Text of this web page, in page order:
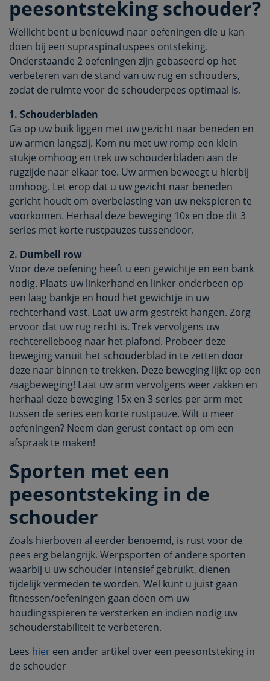
peesontsteking schouder?
Wellicht bent u benieuwd naar oefeningen die u kan
doen bij een supraspinatuspees ontsteking.
Onderstaande 2 oefeningen zijn gebaseerd op het
verbeteren van de stand van uw rug en schouders,
zodat de ruimte voor de schouderpees optimaal is.
1. Schouderbladen
Ga op uw buik liggen met uw gezicht naar beneden en
uw armen langszij. Kom nu met uw romp een klein
stukje omhoog en trek uw schouderbladen aan de
rugzijde naar elkaar toe. Uw armen beweegt u hierbij
omhoog. Let erop dat u uw gezicht naar beneden
gericht houdt om overbelasting van uw nekspieren te
voorkomen. Herhaal deze beweging 10x en doe dit 3
series met korte rustpauzes tussendoor.
2. Dumbell row
Voor deze oefening heeft u een gewichtje en een bank
nodig. Plaats uw linkerhand en linker onderbeen op
een laag bankje en houd het gewichtje in uw
rechterhand vast. Laat uw arm gestrekt hangen. Zorg
ervoor dat uw rug recht is. Trek vervolgens uw
rechterelleboog naar het plafond. Probeer deze
beweging vanuit het schouderblad in te zetten door
deze naar binnen te trekken. Deze beweging lijkt op een
zaagbeweging! Laat uw arm vervolgens weer zakken en
herhaal deze beweging 15x en 3 series per arm met
tussen de series een korte rustpauze. Wilt u meer
oefeningen? Neem dan gerust contact op om een
afspraak te maken!
Sporten met een
peesontsteking in de
schouder
Zoals hierboven al eerder benoemd, is rust voor de
pees erg belangrijk. Werpsporten of andere sporten
waarbij u uw schouder intensief gebruikt, dienen
tijdelijk vermeden te worden. Wel kunt u juist gaan
fitnessen/oefeningen gaan doen om uw
houdingsspieren te versterken en indien nodig uw
schouderstabiliteit te verbeteren.
Lees hier een ander artikel over een peesontsteking in
de schouder